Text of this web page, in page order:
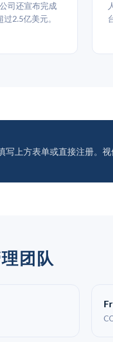
司还宣布完成
2.5亿美元。
写上方表单或直接注册。
团队